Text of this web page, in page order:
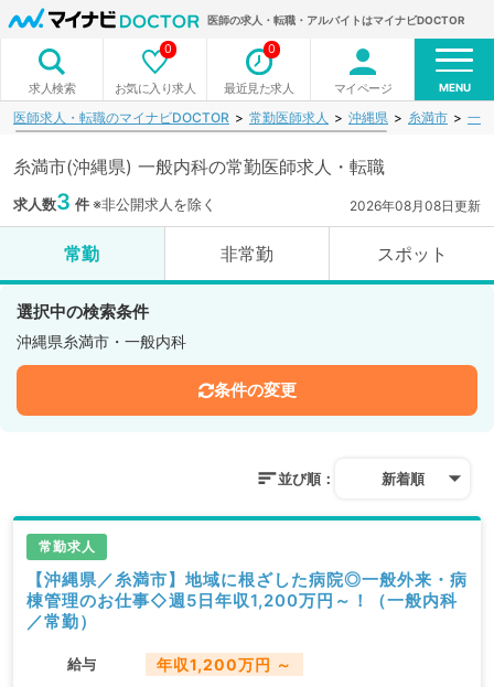
医師の求人・転職・アルバイトはマイナビDOCTOR
求人検索 お気に入り求人
0
最近見た求人
0
マイページ MENU
医師求人・転職のマイナビDOCTOR 常勤医師求人 沖縄県 糸満市 一
糸満市(沖縄県) 一般内科の常勤医師求人・転職
求人数3 件※非公開求人を除く 2026年08月08日更新
常勤 非常勤 スポット
選択中の検索条件
沖縄県糸満市・一般内科
条件の変更
並び順： 新着順
常勤求人
【沖縄県／糸満市】地域に根ざした病院◎一般外来・病
棟管理のお仕事◇週5日年収1,200万円～！（一般内科
／常勤）
給与 年収1,200万円 ～